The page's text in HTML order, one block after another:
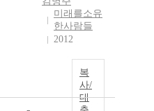
미래를소유
한사람들
2012
복
사/
대